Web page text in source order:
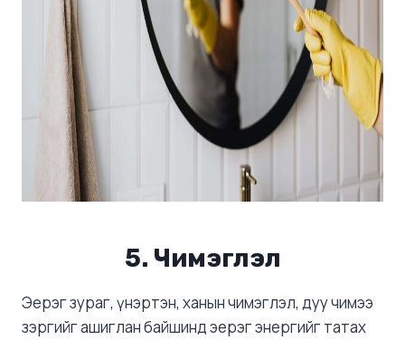
5. Чимэглэл
Эерэг зураг, үнэртэн, ханын чимэглэл, дуу чимээ
зэргийг ашиглан байшинд эерэг энергийг татах